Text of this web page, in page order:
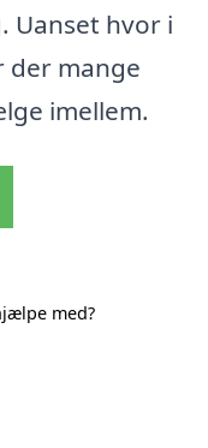
Uanset hvor i
der mange
imellem.
med?